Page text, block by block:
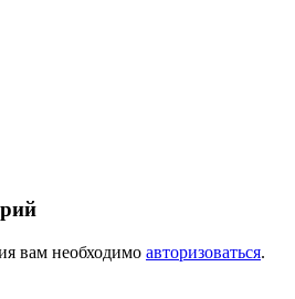
вам необходимо авторизоваться.